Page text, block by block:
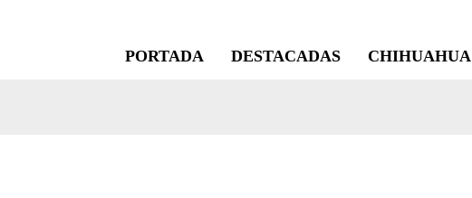
PORTADA DESTACADAS CHIHUAHUA